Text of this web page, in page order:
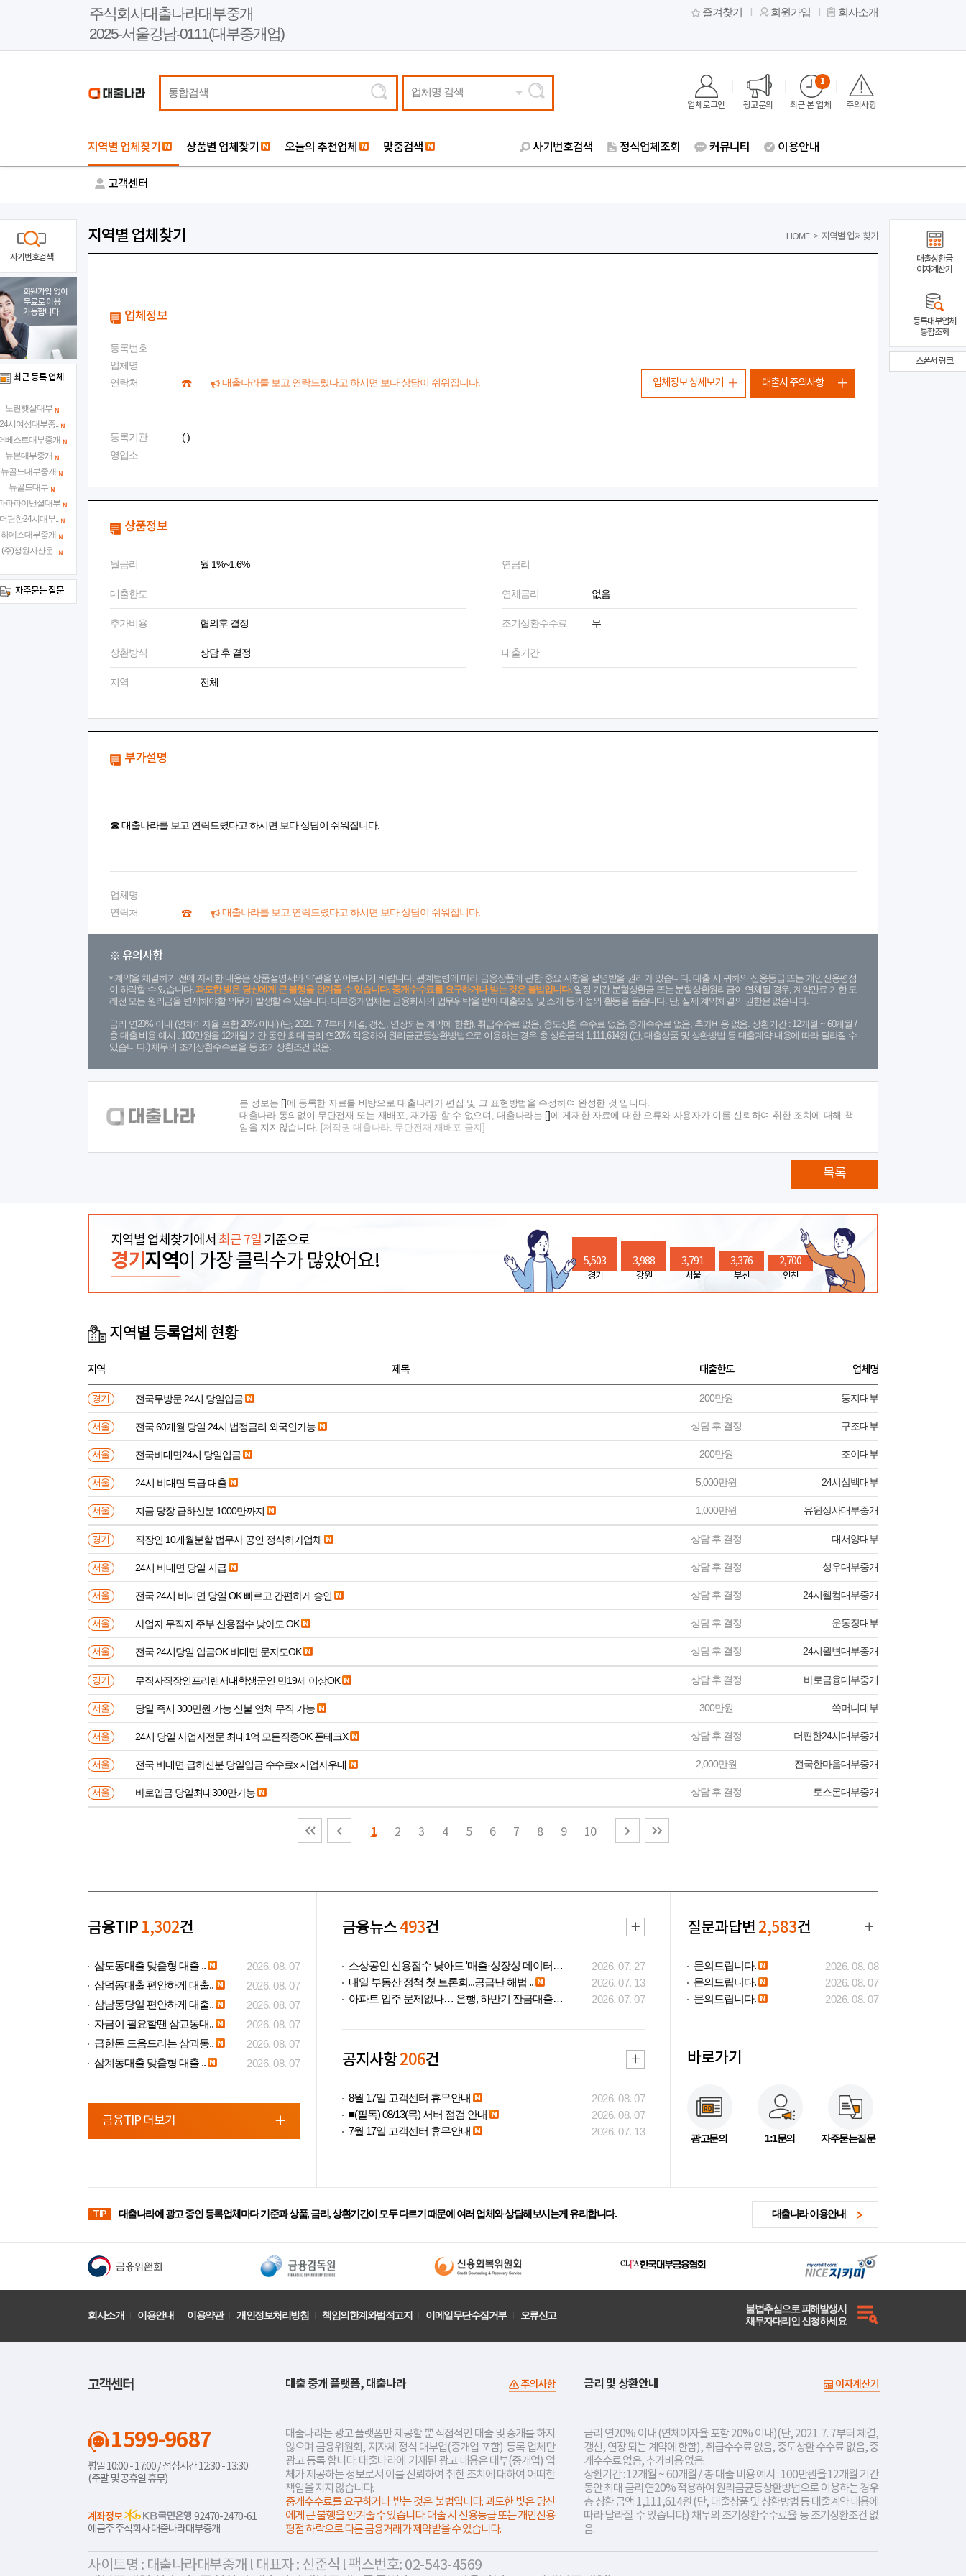
주식회사대출나라대부중개
2025-서울강남-0111(대부중개업)
즐겨찾기 회원가입 회사소개
업체명 검색
업체로그인 광고문의 최근 본 업체
1
주의사항
지역별 업체찾기 상품별 업체찾기 오늘의 추천업체 맞춤검색 사기번호검색 정식업체조회 커뮤니티 이용안내
고객센터
지역별 업체찾기 HOME > 지역별 업체찾기
업체정보
등록번호
업체명
연락처
대출나라를 보고 연락드렸다고 하시면 보다 상담이 쉬워집니다.
등록기관
( )
영업소
업체정보 상세보기 대출시 주의사항
상품정보
월금리 월 1%~1.6% 연금리
대출한도 연체금리 없음
추가비용 협의후 결정 조기상환수수료 무
상환방식 상담 후 결정 대출기간
지역 전체
부가설명
☎ 대출나라를 보고 연락드렸다고 하시면 보다 상담이 쉬워집니다.
업체명
연락처
대출나라를 보고 연락드렸다고 하시면 보다 상담이 쉬워집니다.
※ 유의사항
계약을 체결하기 전에 자세한 내용은 상품설명서와 약관을 읽어보시기 바랍니다. 관계법령에 따라 금융상품에 관한 중요 사항을 설명받을 권리가 있습니다. 대출 시 귀하의 신용등급 또는 개인신용평점
이 하락할 수 있습니다.과도한 빚은 당신에게 큰 불행을 안겨줄 수 있습니다. 중개수수료를 요구하거나 받는 것은 불법입니다.일정 기간 분할상환금 또는 분할상환원리금이 연체될 경우, 계약만료 기한 도
래전 모든 원리금을 변제해야할 의무가 발생할 수 있습니다. 대부중개업체는 금융회사의 업무위탁을 받아 대출모집 및 소개 등의 섭외 활동을 돕습니다. 단, 실제 계약체결의 권한은 없습니다.
금리 연20% 이내 (연체이자율 포함 20% 이내) (단, 2021. 7. 7부터 체결, 갱신, 연장되는 계약에 한함), 취급수수료 없음, 중도상환 수수료 없음, 중개수수료 없음, 추가비용 없음. 상환기간 : 12개월 ~ 60개월 /
총 대출 비용 예시 : 100만원을 12개월 기간 동안 최대 금리 연20% 적용하여 원리금균등상환방법으로 이용하는 경우 총 상환금액 1,111,614원 (단, 대출상품 및 상환방법 등 대출계약 내용에 따라 달라질 수
있습니 다.) 채무의 조기상환수수료율 등 조기상환조건 없음.
본 정보는
에 등록한 자료를 바탕으로 대출나라가 편집 및 그 표현방법을 수정하여 완성한 것 입니다.
대출나라 동의없이 무단전재 또는 재배포, 재가공 할 수 없으며, 대출나라는
에 게재한 자료에 대한 오류와 사용자가 이를 신뢰하여 취한 조치에 대해 책
임을 지지않습니다.
[저작권 대출나라. 무단전재-재배포 금지]
목록
지역별 업체찾기에서 최근 7일 기준으로
경기 지역이 가장 클릭수가 많았어요! 5,503
경기
3,988
강원
3,791
서울
3,376
부산
2,700
인천
지역별 등록업체 현황
지역 제목 대출한도 업체명
경기 전국무방문 24시 당일입금 200만원 둥지대부
서울 전국 60개월 당일 24시 법정금리 외국인가능 상담 후 결정 구조대부
서울 전국비대면24시 당일입금 200만원 조이대부
서울 24시 비대면 특급 대출 5,000만원 24시삼백대부
서울 지금 당장 급하신분 1000만까지 1,000만원 유원상사대부중개
경기 직장인 10개월분할 법무사 공인 정식허가업체 상담 후 결정 대서양대부
서울 24시 비대면 당일 지급 상담 후 결정 성우대부중개
서울 전국 24시 비대면 당일 OK 빠르고 간편하게 승인 상담 후 결정 24시웰컴대부중개
서울 사업자 무직자 주부 신용점수 낮아도 OK 상담 후 결정 운동장대부
서울 전국 24시당일 입금OK 비대면 문자도OK 상담 후 결정 24시월변대부중개
경기 무직자직장인프리랜서대학생군인 만19세 이상OK 상담 후 결정 바로금융대부중개
서울 당일 즉시 300만원 가능 신불 연체 무직 가능 300만원 쓱머니대부
서울 24시 당일 사업자전문 최대1억 모든직종OK 폰테크X 상담 후 결정 더편한24시대부중개
서울 전국 비대면 급하신분 당일입금 수수료x 사업자우대 2,000만원 전국한마음대부중개
서울 바로입금 당일최대300만가능 상담 후 결정 토스론대부중개
1 2 3 4 5 6 7 8 9 10
사기번호검색
회원가입 없이
무료로 이용
가능합니다.
최근 등록 업체
노란햇살대부
시여성대부중..
베스트대부중개
뉴본대부중개
뉴골드대부중개
뉴골드대부
파파이낸셜대부
편한24시대부..
하데스대부중개
(주)정원자산운..
자주묻는 질문
대출상환금
이자계산기
등록대부업체
통합조회
스폰서 링크
금융TIP 1,302건
삼도동대출 맞춤형 대출 ..
2026. 08. 07
삼덕동대출 편안하게 대출..
2026. 08. 07
삼남동당일 편안하게 대출..
2026. 08. 07
자금이 필요할땐 삼교동대..
2026. 08. 07
급한돈 도움드리는 삼괴동..
2026. 08. 07
삼계동대출 맞춤형 대출 ..
2026. 08. 07
금융TIP 더보기
금융뉴스493건
소상공인 신용점수 낮아도 '매출·성장성 데이터..
2026. 07. 27
내일 부동산 정책 첫 토론회...공급난 해법 ..
2026. 07. 13
아파트 입주 문제없나… 은행, 하반기 잔금대출..
2026. 07. 07
공지사항206건
8월 17일 고객센터 휴무안내
2026. 08. 07
■(필독) 08/13(목) 서버 점검 안내
2026. 08. 07
7월 17일 고객센터 휴무안내
2026. 07. 13
질문과답변 2,583건
문의드립니다.
2026. 08. 08
문의드립니다.
2026. 08. 07
문의드립니다.
2026. 08. 07
바로가기
광고문의 1:1문의 자주묻는질문
TIP 대출나라에 광고 중인 등록업체마다 기준과 상품, 금리, 상환기간이 모두 다르기 때문에 여러 업체와 상담해보시는게 유리합니다. 대출나라 이용안내
회사소개 이용안내 이용약관 개인정보처리방침 책임의한계와법적고지 이메일무단수집거부 오류신고
불법추심으로 피해발생시
채무자대리인 신청하세요
고객센터
1599-9687
평일 10:00 - 17:00 / 점심시간 12:30 - 13:30
(주말 및 공휴일 휴무)
계좌정보
92470-2470-61
예금주 주식회사 대출나라대부중개
대출 중개 플랫폼, 대출나라 주의사항
대출나라는 광고 플랫폼만 제공할 뿐 직접적인 대출 및 중개를 하지
않으며 금융위원회, 지자체 정식 대부업(중개업 포함) 등록 업체만
광고 등록 합니다. 대출나라에 기재된 광고 내용은 대부(중개업) 업
체가 제공하는 정보로서 이를 신뢰하여 취한 조치에 대하여 어떠한
책임을 지지 않습니다.
중개수수료를 요구하거나 받는 것은 불법입니다. 과도한 빚은 당신
에게 큰 불행을 안겨줄 수 있습니다. 대출 시 신용등급 또는 개인신용
평점 하락으로 다른 금융거래가 제약받을 수 있습니다.
금리 및 상환안내 이자계산기
금리 연20% 이내 (연체이자율 포함 20% 이내)(단, 2021. 7. 7부터 체결,
갱신, 연장 되는 계약에 한함), 취급수수료 없음, 중도상환 수수료 없음, 중
개수수료 없음, 추가비용 없음.
상환기간 : 12개월 ~ 60개월 / 총 대출 비용 예시 : 100만원을 12개월 기간
동안 최대 금리 연20% 적용하여 원리금균등상환방법으로 이용하는 경우
총 상환 금액 1,111,614원 (단, 대출상품 및 상환방법 등 대출계약 내용에
따라 달라질 수 있습니다.) 채무의 조기상환수수료율 등 조기상환조건 없
음.
사이트명 : 대출나라대부중개 l 대표자 : 신준식 l 팩스번호: 02-543-4569